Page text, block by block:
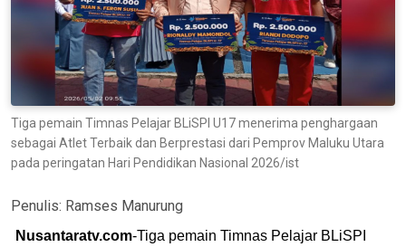
Tiga pemain Timnas Pelajar BLiSPI U17 menerima penghargaan
sebagai Atlet Terbaik dan Berprestasi dari Pemprov Maluku Utara
pada peringatan Hari Pendidikan Nasional 2026/ist
Penulis: Ramses Manurung
Nusantaratv.com-Tiga pemain Timnas Pelajar BLiSPI